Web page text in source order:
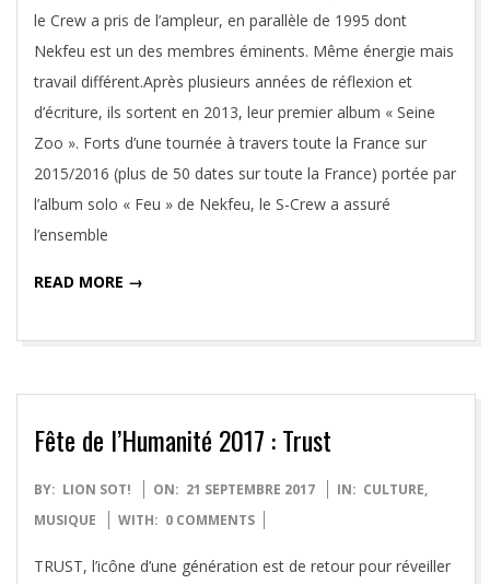
le Crew a pris de l’ampleur, en parallèle de 1995 dont
Nekfeu est un des membres éminents. Même énergie mais
travail différent.Après plusieurs années de réflexion et
d’écriture, ils sortent en 2013, leur premier album « Seine
Zoo ». Forts d’une tournée à travers toute la France sur
2015/2016 (plus de 50 dates sur toute la France) portée par
l’album solo « Feu » de Nekfeu, le S-Crew a assuré
l’ensemble
READ MORE →
Fête de l’Humanité 2017 : Trust
2017-
09-
BY: LION SOT! ON: 21 SEPTEMBRE 2017 IN: CULTURE,
MUSIQUE
WITH: 0 COMMENTS
TRUST, l’icône d’une génération est de retour pour réveiller